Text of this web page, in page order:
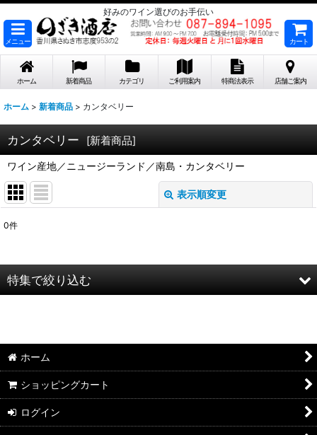
好みのワイン選びのお手伝い
メニュー カート
ホーム 新着商品 カテゴリ ご利用案内 特商法表示 店舗ご案内
ホーム > 新着商品 > カンタベリー
カンタベリー [新着商品]
ワイン産地／ニュージーランド／南島・カンタベリー
表示順変更
在庫あり
0件
特集で絞り込む
2026年6月DMワイン
2026年5月DMワイン
ホーム
ショッピングカート
ログイン